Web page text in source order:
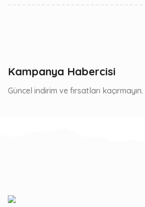
Kampanya Habercisi
Güncel indirim ve fırsatları kaçırmayın.